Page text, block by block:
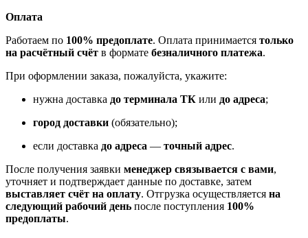
Оплата
Работаем по 100% предоплате. Оплата принимается только
на расчётный счёт в формате безналичного платежа.
При оформлении заказа, пожалуйста, укажите:
нужна доставка до терминала ТК или до адреса;
город доставки (обязательно);
если доставка до адреса — точный адрес.
После получения заявки менеджер связывается с вами,
уточняет и подтверждает данные по доставке, затем
выставляет счёт на оплату. Отгрузка осуществляется на
следующий рабочий день после поступления 100%
предоплаты.